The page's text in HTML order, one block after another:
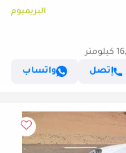
البريميوم
إتصل
واتساب